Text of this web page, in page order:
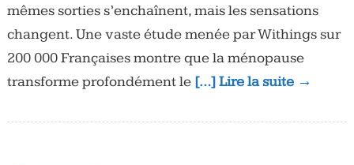
mêmes sorties s’enchaînent, mais les sensations
changent. Une vaste étude menée par Withings sur
200 000 Françaises montre que la ménopause
transforme profondément le […] Lire la suite →